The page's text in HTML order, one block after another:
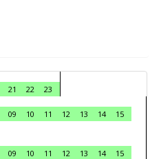
21 22
23
09 10 11 12 13 14
15
09 10 11 12 13 14
15